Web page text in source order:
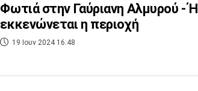
Φωτιά στην Γαύριανη Αλμυρού -
εκκενώνεται η περιοχή
19 Ιουν 2024 16:48